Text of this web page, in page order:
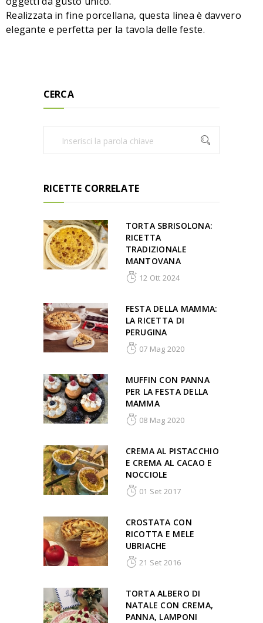
Realizzata in fine porcellana, questa linea è davvero
elegante e perfetta per la tavola delle feste.
CERCA
RICETTE CORRELATE
TORTA SBRISOLONA:
RICETTA
TRADIZIONALE
MANTOVANA
12 Ott 2024
FESTA DELLA MAMMA:
LA RICETTA DI
PERUGINA
07 Mag 2020
MUFFIN CON PANNA
PER LA FESTA DELLA
MAMMA
08 Mag 2020
CREMA AL PISTACCHIO
E CREMA AL CACAO E
NOCCIOLE
01 Set 2017
CROSTATA CON
RICOTTA E MELE
UBRIACHE
21 Set 2016
TORTA ALBERO DI
NATALE CON CREMA,
PANNA, LAMPONI